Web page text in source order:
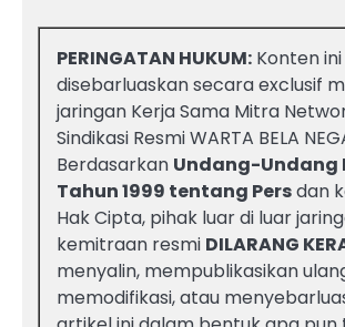
PERINGATAN HUKUM: Konten
disebarluaskan secara exclusif
jaringan Kerja Sama Mitra
Sindikasi Resmi WARTA BELA
Berdasarkan Undang-Undang
Tahun 1999 tentang Persdan
Hak Cipta, pihak luar di luar
kemitraan resmi DILARANG
menyalin, mempublikasikan
memodifikasi, atau